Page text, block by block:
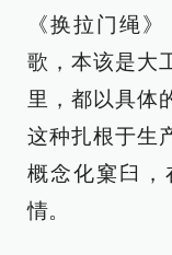
《换拉门绳
歌，本该是大
里，都以具体
这种扎根于生
概念化窠臼，
情。